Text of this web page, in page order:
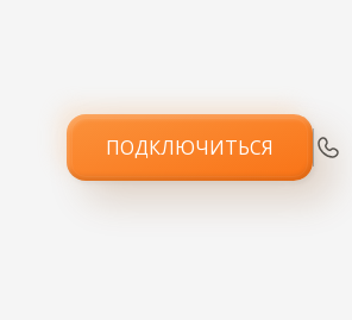
ПОДКЛЮЧИТЬСЯ